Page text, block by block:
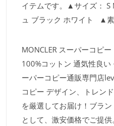
イテムです。▲サイズ：
ュ ブラック ホワイト ▲
MONCLER スーパーコピ
100%コットン 通気性良
ーパーコピー通販専門店
コピー デザイン、トレン
を厳選してお届け！ブラ
として、激安価格でご提供。